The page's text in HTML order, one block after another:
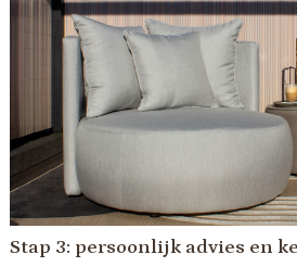
Stap 3: persoonlijk advies en